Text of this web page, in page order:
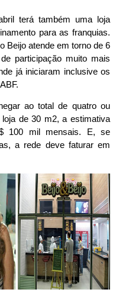
terá também uma loja
para as franquias.
Beijo atende em torno de 6
participação muito mais
já iniciaram inclusive os
ao total de quatro ou
de 30 m2, a estimativa
100 mil mensais. E, se
a rede deve faturar em